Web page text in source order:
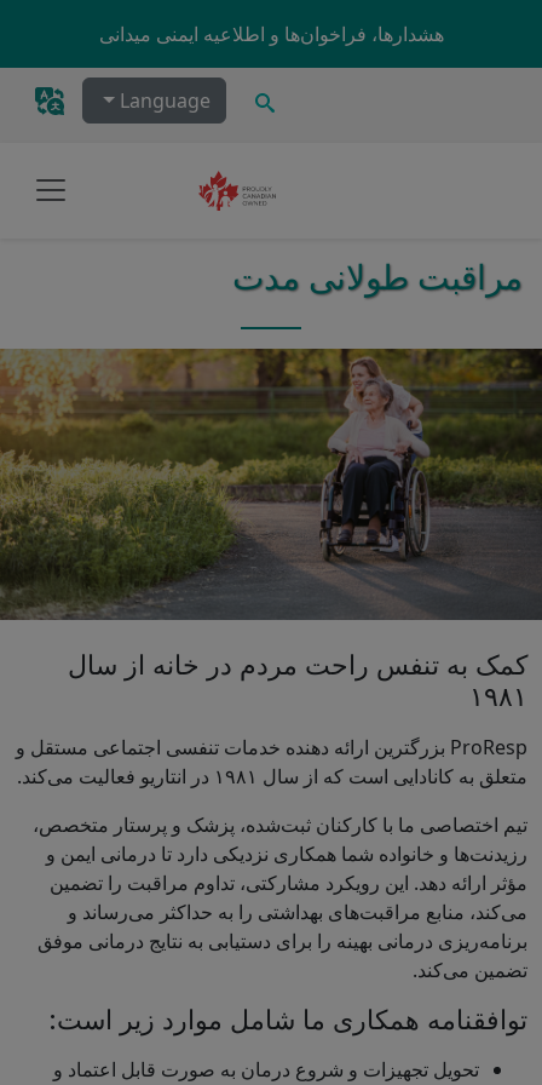
هشدارها، فراخوان‌ها و اطلاعیه ایمنی میدانی
جستجوLanguage
مراقبت طولانی مدت
کمک به تنفس راحت مردم در خانه از سال
۱۹۸۱
ProResp بزرگترین ارائه دهنده خدمات تنفسی اجتماعی مستقل و
متعلق به کانادایی است که از سال ۱۹۸۱ در انتاریو فعالیت می‌کند.
تیم اختصاصی ما با کارکنان ثبت‌شده، پزشک و پرستار متخصص،
رزیدنت‌ها و خانواده شما همکاری نزدیکی دارد تا درمانی ایمن و
مؤثر ارائه دهد. این رویکرد مشارکتی، تداوم مراقبت را تضمین
می‌کند، منابع مراقبت‌های بهداشتی را به حداکثر می‌رساند و
برنامه‌ریزی درمانی بهینه را برای دستیابی به نتایج درمانی موفق
تضمین می‌کند.
توافقنامه همکاری ما شامل موارد زیر است:
تحویل تجهیزات و شروع درمان به صورت قابل اعتماد و